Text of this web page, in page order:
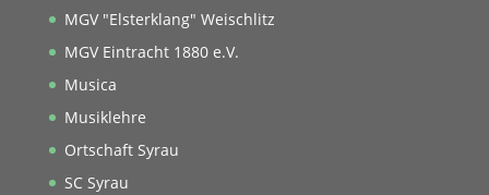
MGV "Elsterklang" Weischlitz
MGV Eintracht 1880 e.V.
Musica
Musiklehre
Ortschaft Syrau
SC Syrau